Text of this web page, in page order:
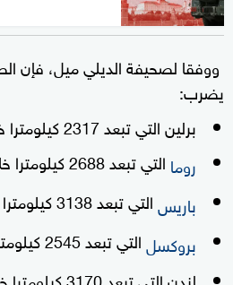
ووفقا لصحيفة الديلي ميل، فإن
يضرب:
برلين التي تبعد 2317 كيلومترا خلال 11-12 دقيقة
روما التي تبعد 2688 كيلومترا خلال 13-14 دقيقة
باريس التي تبعد 3138 كيلومترا خلال 15-16 دقيقة
بروكسل التي تبعد 2545 كيلومترا خلال 14-15 دقيقة
لندن التي تبعد 3170 كيلومترا خلال 16-17 دقيقة